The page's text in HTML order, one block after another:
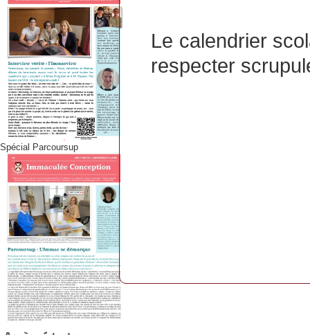
Spécial Parcoursup
Le calendrier
respecter